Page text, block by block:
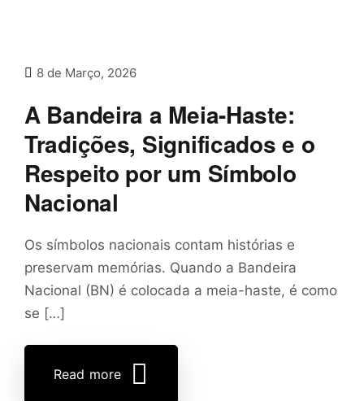
8 de Março, 2026
A Bandeira a Meia-Haste:
Tradições, Significados e o
Respeito por um Símbolo
Nacional
Os símbolos nacionais contam histórias e
preservam memórias. Quando a Bandeira
Nacional (BN) é colocada a meia-haste, é como
se […]
Read more